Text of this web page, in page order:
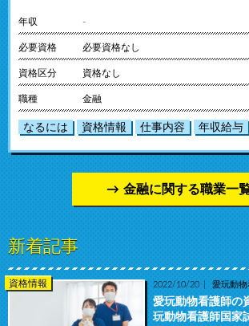
年収 -
必要資格 必要資格なし
資格区分 資格なし
職種 金融
なるには 資格情報 仕事内容 年収給与
金融に関する職業一
新着記事
資格情報 2022/10/20 愛玩動
愛玩動物看護師の
玩動物看護師国家